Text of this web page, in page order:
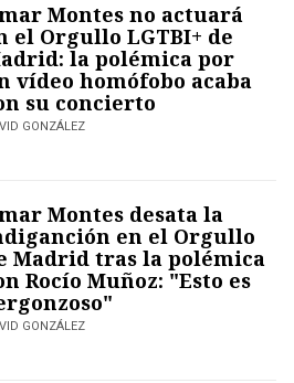
Montes no actuará
el Orgullo LGTBI+ de
la polémica por
vídeo homófobo acaba
su concierto
GONZÁLEZ
Montes desata la
en el Orgullo
Madrid tras la polémica
Rocío Muñoz: "Esto es
GONZÁLEZ